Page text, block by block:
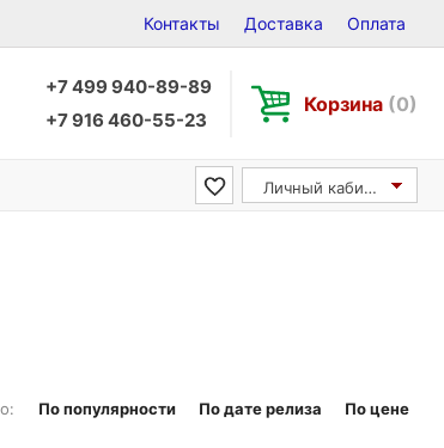
Контакты Доставка Оплата
+7 499 940-89-89
+7 916 460-55-23
Корзина (0)
Личный кабинет
По популярности По дате релиза По цене